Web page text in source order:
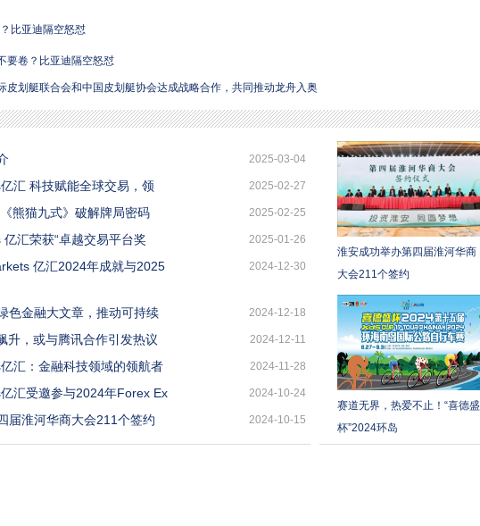
要卷？比亚迪隔空怒怼
皮划艇联合会和中国皮划艇协会达成战略合作，共同推动龙舟入奥
2025-03-04
汇 科技赋能全球交易，领 2025-02-27
熊猫九式》破解牌局密码 2025-02-25
汇荣获“卓越交易平台奖 2025-01-26
亿汇2024年成就与2025 2024-12-30
色金融大文章，推动可持续 2024-12-18
升，或与腾讯合作引发热议 2024-12-11
汇：金融科技领域的领航者 2024-11-28
汇受邀参与2024年Forex Ex 2024-10-24
届淮河华商大会211个签约 2024-10-15
淮安成功举办第四届淮河华商
大会211个签约
赛道无界，热爱不止！“喜德盛
杯”2024环岛